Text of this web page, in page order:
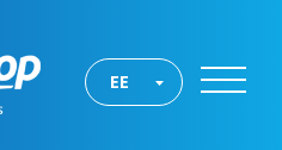
EE